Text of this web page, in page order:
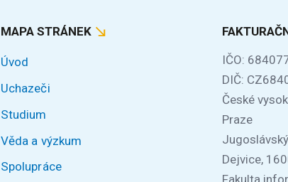
MAPA STRÁNEK
Úvod
Uchazeči
Studium
Věda a výzkum
Spolupráce
IČO:
DIČ:
České
Praze
Dejvice,